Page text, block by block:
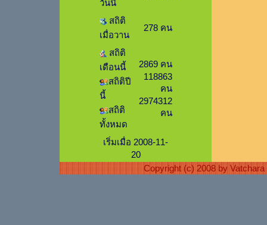
วันนี้
สถิติ
เมื่อวาน
278 คน
สถิติ
เดือนนี้
สถิติปี
นี้
สถิติ
ทั้งหมด
2869 คน
118863
คน
2974312
คน
เริ่มเมื่อ 2008-11-
20
Copyright (c) 2008 by